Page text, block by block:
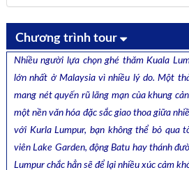
Chương trình tour
Nhiều người lựa chọn ghé thăm Kuala
lớn nhất ở Malaysia vì nhiều lý do. Một
mang nét quyến rũ lãng mạn của khung
một nền văn hóa đặc sắc giao thoa giữa
với Kurla Lumpur, bạn không thể bỏ qua
viên Lake Garden, động Batu hay thánh
Lumpur chắc hẳn sẽ để lại nhiều xúc cảm